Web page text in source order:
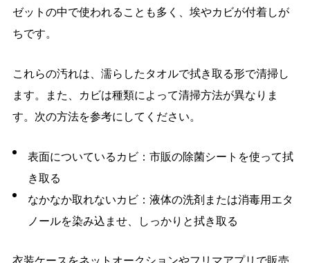
ゼットの中で使われることも多く、埃やカビが付着しが
ちです。
これらの汚れは、濡らしたタオルで拭き取る形で清掃し
ます。また、カビは種類によって清掃方法が異なりま
す。次の方法を参考にしてください。
表面についているカビ：市販の除菌シートを使って拭
き取る
なかなか取れないカビ：液体の洗剤または消毒用エタ
ノールを染み込ませ、しっかりと拭き取る